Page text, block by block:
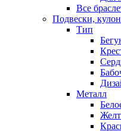
Все
Подвески,
Тип
Металл